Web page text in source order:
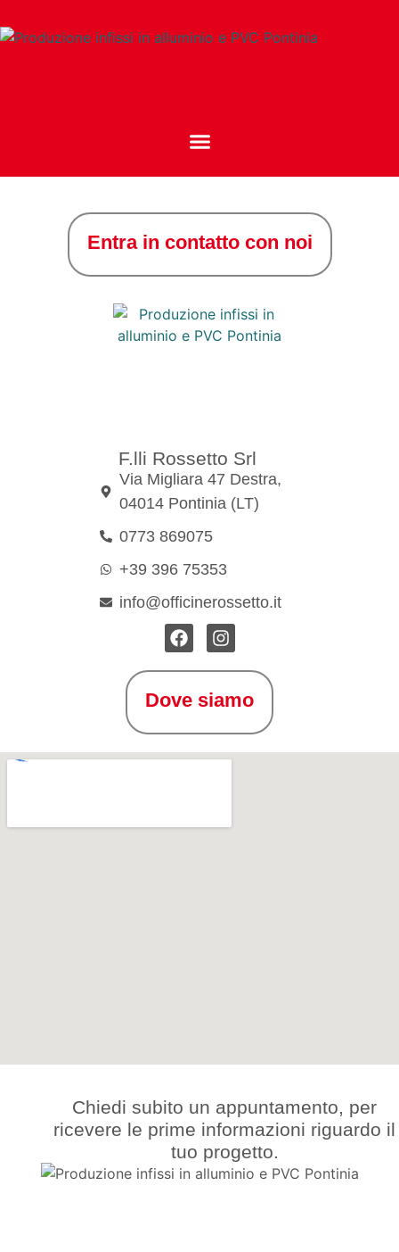
Entra in contatto con noi
F.lli Rossetto Srl
Via Migliara 47 Destra,
04014 Pontinia (LT)
0773 869075
+39 396 75353
info@officinerossetto.it
Dove siamo
Chiedi subito un appuntamento, per
ricevere le prime informazioni riguardo il
tuo progetto.